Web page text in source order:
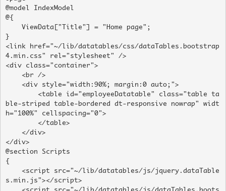
@model IndexModel
@{
}
<link href="~/lib/datatables/css/dataTables.bootstrap
4.min.css" rel="stylesheet" />
<div class="container">
ble-striped table-bordered dt-responsive nowrap" widt
h="100%" cellspacing="0">
</div>
@section Scripts
{
s.min.js"></script>